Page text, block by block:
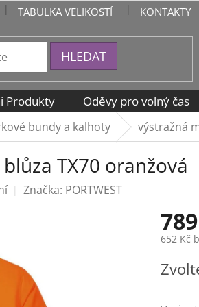
TABULKA VELIKOSTÍ KONTAKTY
HLEDAT
Produkty Oděvy pro volný čas
bundy a kalhoty výstražná
TX70 oranžová
Značka: PORTWEST
652 Kč
cena: